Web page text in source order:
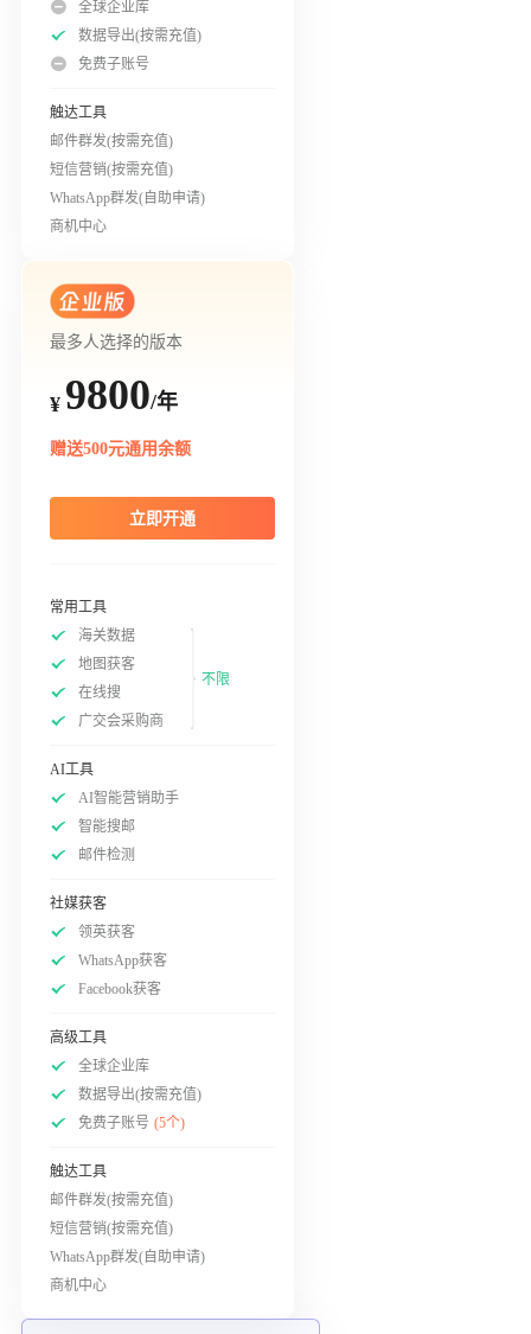
全球企业库
数据导出(按需充值)
免费子账号
触达工具
邮件群发(按需充值)
短信营销(按需充值)
WhatsApp群发(自助申请)
商机中心
最多人选择的版本
¥ 9800/年
赠送500元通用余额
立即开通
常用工具
海关数据
地图获客
在线搜
广交会采购商
不限
AI工具
AI智能营销助手
智能搜邮
邮件检测
社媒获客
领英获客
WhatsApp获客
Facebook获客
高级工具
全球企业库
数据导出(按需充值)
免费子账号 (5个)
触达工具
邮件群发(按需充值)
短信营销(按需充值)
WhatsApp群发(自助申请)
商机中心